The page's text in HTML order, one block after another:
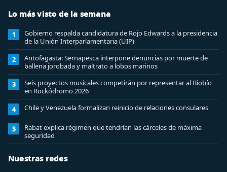
Lo más visto de la semana
1
Gobierno respalda candidatura de Rojo Edwards a la presidencia
de la Unión Interparlamentaria (UIP)
2
Antofagasta: Sernapesca interpone denuncias por muerte de
ballena jorobada y maltrato a lobos marinos
3
Seis proyectos musicales competirán por representar al Biobío
en Rockódromo 2026
4 Chile y Venezuela formalizan reinicio de relaciones consulares
5
Rabat explica régimen que tendrían las cárceles de máxima
seguridad
Nuestras redes